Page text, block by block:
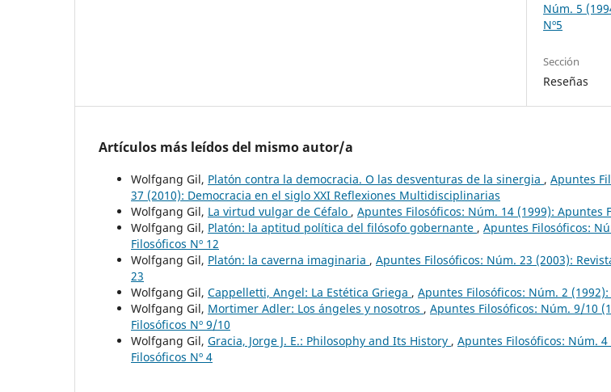
Núm. 5
Nº5
Sección
Reseñas
Artículos más leídos del mismo autor/a
Wolfgang Gil, Platón contra la democracia. O las desventuras de la sinergia , Apuntes
37 (2010): Democracia en el siglo XXI Reflexiones Multidisciplinarias
Wolfgang Gil, La virtud vulgar de Céfalo , Apuntes Filosóficos: Núm. 14 (1999): Apuntes
Wolfgang Gil, Platón: la aptitud política del filósofo gobernante , Apuntes Filosóficos:
Filosóficos Nº 12
Wolfgang Gil, Platón: la caverna imaginaria , Apuntes Filosóficos: Núm. 23 (2003):
23
Wolfgang Gil, Cappelletti, Angel: La Estética Griega , Apuntes Filosóficos: Núm. 2
Wolfgang Gil, Mortimer Adler: Los ángeles y nosotros , Apuntes Filosóficos: Núm. 9/10
Filosóficos Nº 9/10
Wolfgang Gil, Gracia, Jorge J. E.: Philosophy and Its History , Apuntes Filosóficos: Núm.
Filosóficos Nº 4